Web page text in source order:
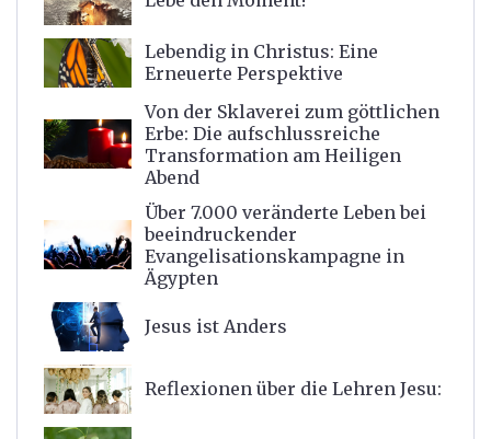
Lebendig in Christus: Eine
Erneuerte Perspektive
Von der Sklaverei zum göttlichen
Erbe: Die aufschlussreiche
Transformation am Heiligen
Abend
Über 7.000 veränderte Leben bei
beeindruckender
Evangelisationskampagne in
Ägypten
Jesus ist Anders
Reflexionen über die Lehren Jesu: